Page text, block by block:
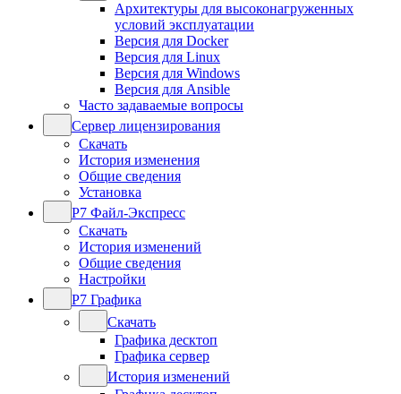
Архитектуры для высоконагруженных
условий эксплуатации
Версия для Docker
Версия для Linux
Версия для Windows
Версия для Ansible
Часто задаваемые вопросы
Сервер лицензирования
Скачать
История изменения
Общие сведения
Установка
Р7 Файл-Экспресс
Скачать
История изменений
Общие сведения
Настройки
Р7 Графика
Скачать
Графика десктоп
Графика сервер
История изменений